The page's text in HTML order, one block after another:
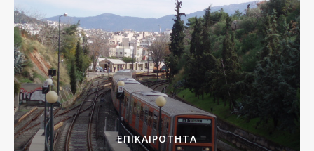
ΕΠΙΚΑΙΡΌΤΗΤΑ